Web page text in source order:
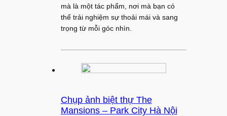
mà là một tác phẩm, nơi mà bạn có
thể trải nghiệm sự thoải mái và sang
trọng từ mỗi góc nhìn.
Chụp ảnh biệt thự The
Mansions – Park City Hà Nội